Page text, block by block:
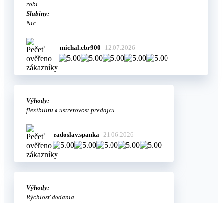
robi
Slabiny:
Nic
michal.cbr900 12.07.2026
Výhody:
flexibilitu a ustretovost predajcu
radoslav.spanka 21.06.2026
Výhody:
Rýchlosť dodania